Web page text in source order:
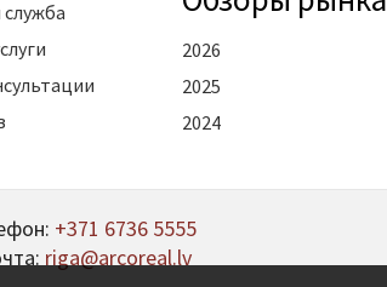
2026
2025
2024
+371 6736 5555
riga@arcoreal.lv